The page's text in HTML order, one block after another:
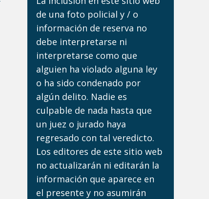
de una foto policial y / o
información de reserva no
debe interpretarse ni
interpretarse como que
alguien ha violado alguna ley
o ha sido condenado por
algún delito. Nadie es
culpable de nada hasta que
un juez o jurado haya
regresado con tal veredicto.
Los editores de este sitio web
no actualizarán ni editarán la
información que aparece en
el presente y no asumirán